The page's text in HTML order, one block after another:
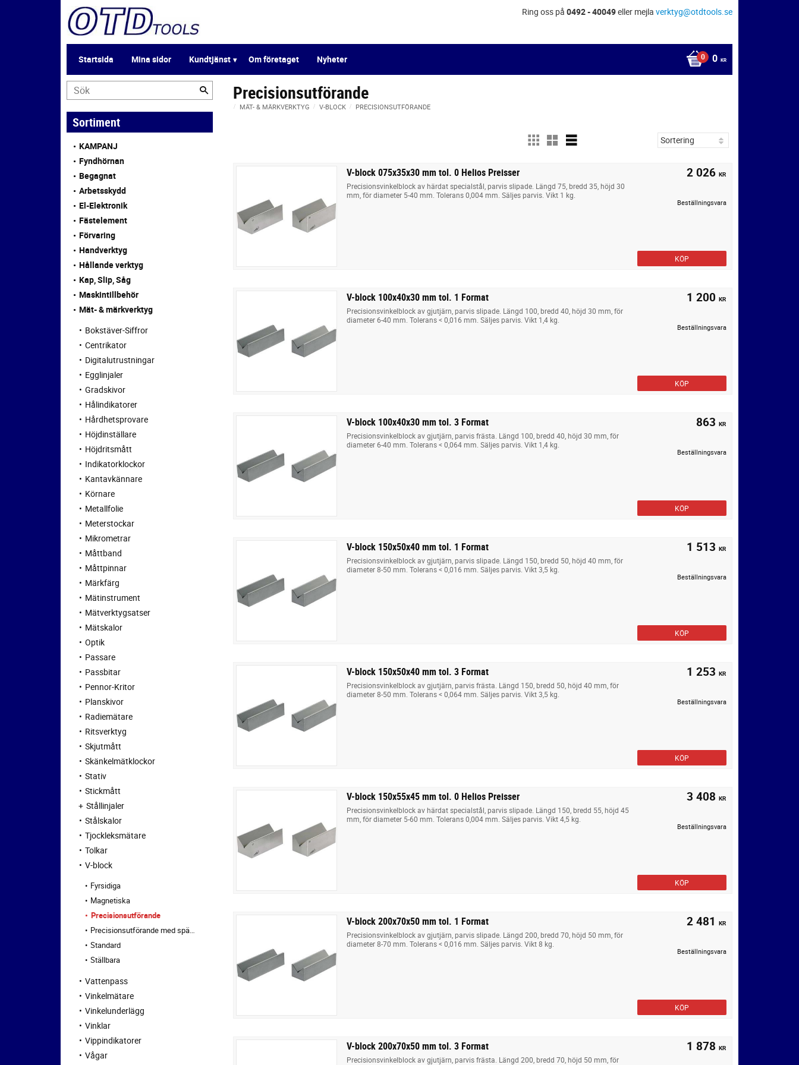
Ring oss på 0492 - 40049eller mejla verktyg@otdtools.se
Startsida Mina sidor Kundtjänst Om företaget Nyheter 0 KR
Precisionsutförande
MÄT- & MÄRKVERKTYG V-BLOCK PRECISIONSUTFÖRANDE
V-block 075x35x30 mm tol. 0 Helios Preisser
Precisionsvinkelblock av härdat specialstål, parvis slipade. Längd 75, bredd 35, höjd 30
mm, för diameter 5-40 mm. Tolerans 0,004 mm. Säljes parvis. Vikt 1 kg.
2 026 KR
Beställningsvara
KÖP
V-block 100x40x30 mm tol. 1 Format
Precisionsvinkelblock av gjutjärn, parvis slipade. Längd 100, bredd 40, höjd 30 mm, för
diameter 6-40 mm. Tolerans < 0,016 mm. Säljes parvis. Vikt 1,4 kg.
1 200 KR
Beställningsvara
KÖP
V-block 100x40x30 mm tol. 3 Format
Precisionsvinkelblock av gjutjärn, parvis frästa. Längd 100, bredd 40, höjd 30 mm, för
diameter 6-40 mm. Tolerans < 0,064 mm. Säljes parvis. Vikt 1,4 kg.
863 KR
Beställningsvara
KÖP
V-block 150x50x40 mm tol. 1 Format
Precisionsvinkelblock av gjutjärn, parvis slipade. Längd 150, bredd 50, höjd 40 mm, för
diameter 8-50 mm. Tolerans < 0,016 mm. Säljes parvis. Vikt 3,5 kg.
1 513 KR
Beställningsvara
KÖP
V-block 150x50x40 mm tol. 3 Format
Precisionsvinkelblock av gjutjärn, parvis frästa. Längd 150, bredd 50, höjd 40 mm, för
diameter 8-50 mm. Tolerans < 0,064 mm. Säljes parvis. Vikt 3,5 kg.
1 253 KR
Beställningsvara
KÖP
V-block 150x55x45 mm tol. 0 Helios Preisser
Precisionsvinkelblock av härdat specialstål, parvis slipade. Längd 150, bredd 55, höjd 45
mm, för diameter 5-60 mm. Tolerans 0,004 mm. Säljes parvis. Vikt 4,5 kg.
3 408 KR
Beställningsvara
KÖP
V-block 200x70x50 mm tol. 1 Format
Precisionsvinkelblock av gjutjärn, parvis slipade. Längd 200, bredd 70, höjd 50 mm, för
diameter 8-70 mm. Tolerans < 0,016 mm. Säljes parvis. Vikt 8 kg.
2 481 KR
Beställningsvara
KÖP
V-block 200x70x50 mm tol. 3 Format
Precisionsvinkelblock av gjutjärn, parvis frästa. Längd 200, bredd 70, höjd 50 mm, för
1 878 KR
Sortiment
KAMPANJ
Fyndhörnan
Begagnat
Arbetsskydd
El-Elektronik
Fästelement
Förvaring
Handverktyg
Hållande verktyg
Kap, Slip, Såg
Maskintillbehör
Mät- & märkverktyg
Bokstäver-Siffror
Centrikator
Digitalutrustningar
Egglinjaler
Gradskivor
Hålindikatorer
Hårdhetsprovare
Höjdinställare
Höjdritsmått
Indikatorklockor
Kantavkännare
Körnare
Metallfolie
Meterstockar
Mikrometrar
Måttband
Måttpinnar
Märkfärg
Mätinstrument
Mätverktygsatser
Mätskalor
Optik
Passare
Passbitar
Pennor-Kritor
Planskivor
Radiemätare
Ritsverktyg
Skjutmått
Skänkelmätklockor
Stativ
Stickmått
Stållinjaler
Stålskalor
Tjockleksmätare
Tolkar
V-block
Fyrsidiga
Magnetiska
Precisionsutförande
Precisionsutförande med spännbygel
Standard
Ställbara
Vattenpass
Vinkelmätare
Vinkelunderlägg
Vinklar
Vippindikatorer
Vågar